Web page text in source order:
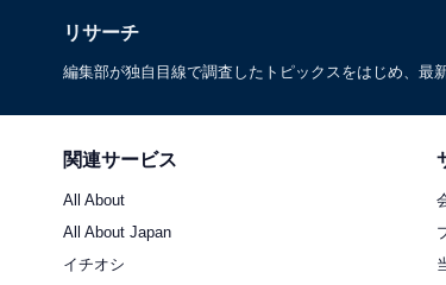
リサーチ
編集部が独自目線で調査したトピックスをはじめ、最
関連サービス
All About
All About Japan
イチオシ